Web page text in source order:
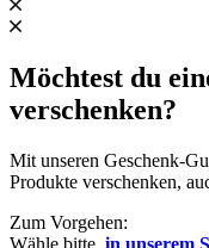
Möchtest du
verschenken?
Mit unseren Geschenk-
Produkte verschenken,
Zum Vorgehen:
Wähle bitte in unserem